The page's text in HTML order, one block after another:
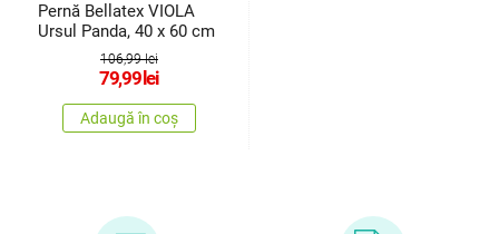
Pernă Bellatex VIOLA
Ursul Panda, 40 x 60 cm
106,99 lei
79,99lei
Adaugă în coș